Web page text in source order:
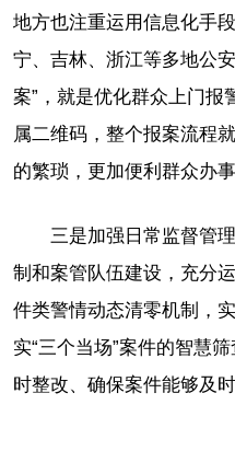
地方也注重运用信息化手
宁、吉林、浙江等多地公
案”，就是优化群众上门报
属二维码，整个报案流程
的繁琐，更加便利群众办事
三是加强日常监督管
制和案管队伍建设，充分
件类警情动态清零机制，
实“三个当场”案件的智慧
时整改、确保案件能够及时